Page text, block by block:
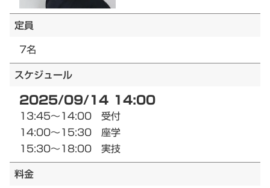
定員
7名
スケジュール
2025/09/14 14:00
13:45～14:00 受付
14:00～15:30 座学
15:30～18:00 実技
料金